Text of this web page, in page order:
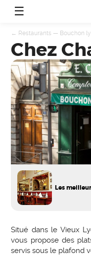
☰
← Restaurants — Bouchon
Chez
Les
Situé dans le Vieux
vous propose des
servis sous le plafond